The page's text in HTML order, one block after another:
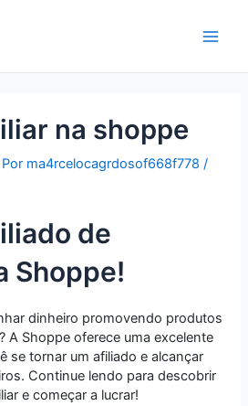
na shoppe
ma4rcelocagrdosof668f778/
de
Shoppe!
dinheiro promovendo produtos
A Shoppe oferece uma excelente
se tornar um afiliado e alcançar
Continue lendo para descobrir
e começar a lucrar!